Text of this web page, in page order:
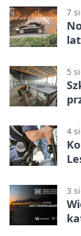
7
5
4
3